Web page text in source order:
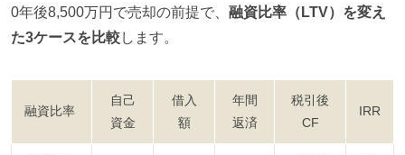
0年後8,500万円で売却の前提で、 融資比率（LTV）を変え
た3ケースを比較します。
融資比率
自己
資金
借入
額
年間
返済
税引後
CF
IRR